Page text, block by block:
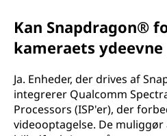
Kan Snapdragon®
kameraets
Ja. Enheder, der drives af
integrerer Qualcomm
Processors (ISP'er), der
videooptagelse. De muliggør